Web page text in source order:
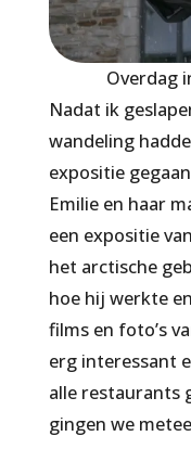
Overdag
Nadat ik
wandeling
expositie
Emilie en haar
een expositie
het arctische
hoe hij werkte
films en foto’s
erg interessant
alle restaurants
gingen we